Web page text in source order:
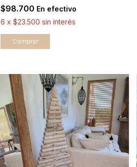
$98.700 En efectivo
6 x$23.500 sin interés
Comprar